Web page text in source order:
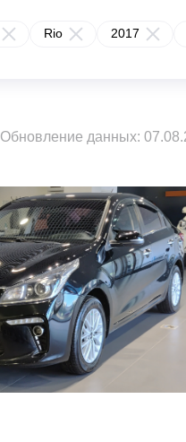
Rio 2017
Обновление данных: